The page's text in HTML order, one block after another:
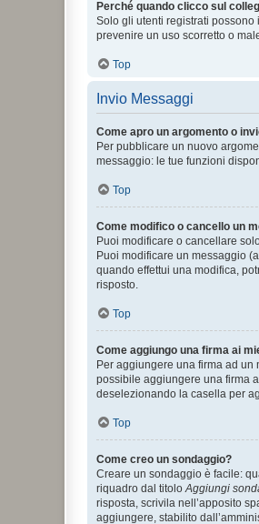
Perché quando clicco sul
Solo gli utenti registrati
prevenire un uso scorretto o
Top
Invio Messaggi
Come apro un argomento o
Per pubblicare un nuovo
messaggio: le tue funzioni
Top
Come modifico o cancello un
Puoi modificare o cancellare
Puoi modificare un messaggio
quando effettui una modifica,
risposto.
Top
Come aggiungo una firma ai
Per aggiungere una firma ad
possibile aggiungere una firma
deselezionando la casella per
Top
Come creo un sondaggio?
Creare un sondaggio è facile:
riquadro dal titoloAggiungi
risposta, scrivila nell’apposito
aggiungere, stabilito